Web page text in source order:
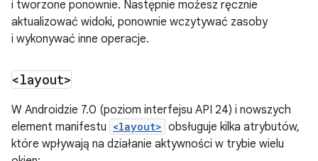
i tworzone ponownie. Następnie możesz ręcznie
aktualizować widoki, ponownie wczytywać zasoby
i wykonywać inne operacje.
<layout>
W Androidzie 7.0 (poziom interfejsu API 24) i nowszych
element manifestu <layout> obsługuje kilka atrybutów,
które wpływają na działanie aktywności w trybie wielu